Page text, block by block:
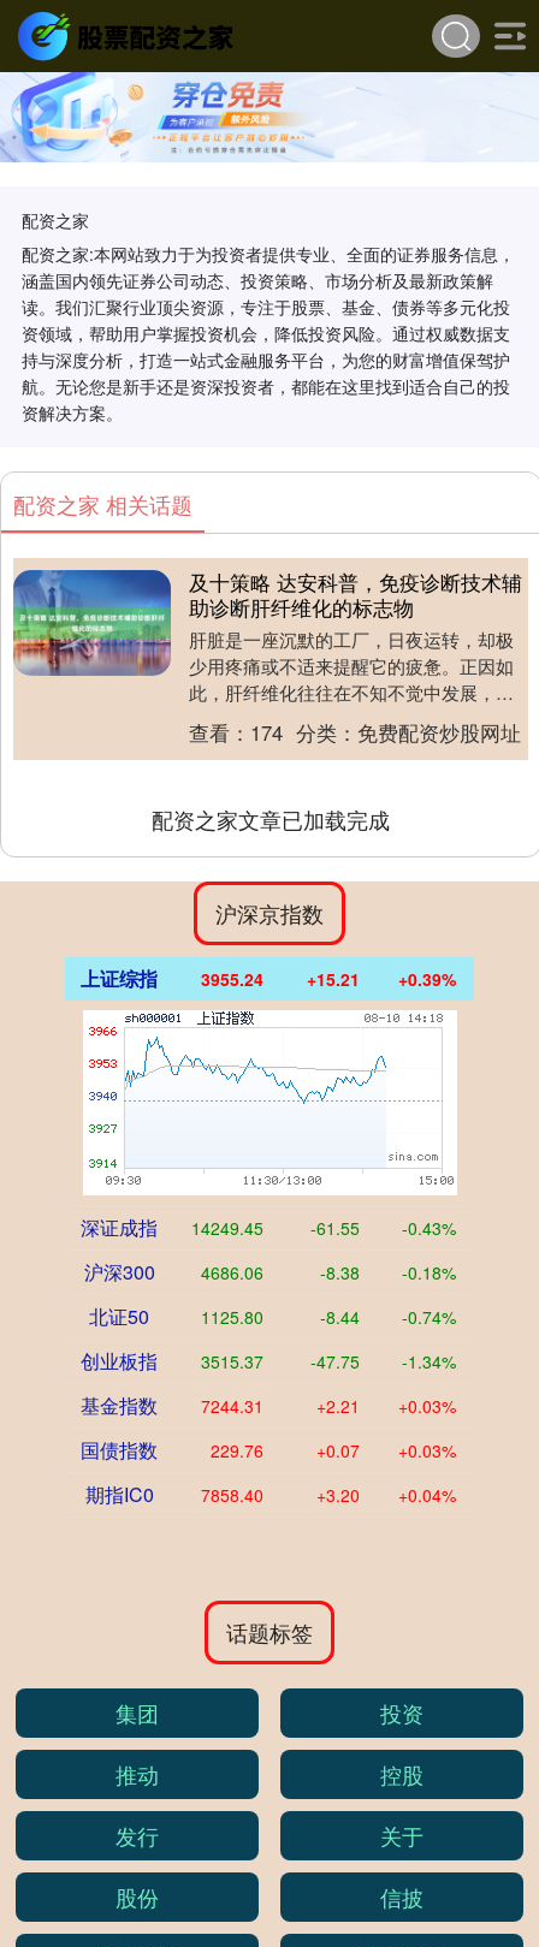
配资之家
配资之家:本网站致力于为投资者提供专业、全面的证券服务信息，
涵盖国内领先证券公司动态、投资策略、市场分析及最新政策解
读。我们汇聚行业顶尖资源，专注于股票、基金、债券等多元化投
资领域，帮助用户掌握投资机会，降低投资风险。通过权威数据支
持与深度分析，打造一站式金融服务平台，为您的财富增值保驾护
航。无论您是新手还是资深投资者，都能在这里找到适合自己的投
资解决方案。
配资之家 相关话题
及十策略 达安科普，免疫诊断技术辅
助诊断肝纤维化的标志物
肝脏是一座沉默的工厂，日夜运转，却极
少用疼痛或不适来提醒它的疲惫。正因如
此，肝纤维化往往在不知不觉中发展，直
到演变为肝硬化甚至肝癌才被发现。传统
诊断常依赖肝穿刺....
查看： 174 分类： 免费配资炒股网址
配资之家文章已加载完成
沪深京指数
上证综指 3955.24 +15.21 +0.39%
深证成指 14249.45 -61.55 -0.43%
沪深300 4686.06 -8.38 -0.18%
北证50 1125.80 -8.44 -0.74%
创业板指 3515.37 -47.75 -1.34%
基金指数 7244.31 +2.21 +0.03%
国债指数 229.76 +0.07 +0.03%
期指IC0 7858.40 +3.20 +0.04%
话题标签
集团
投资
推动
控股
发行
关于
股份
信披